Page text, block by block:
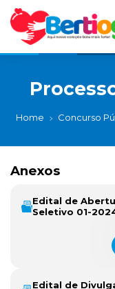
Home Concurso
Anexos
Edital de
Seletivo 01-
Edital de